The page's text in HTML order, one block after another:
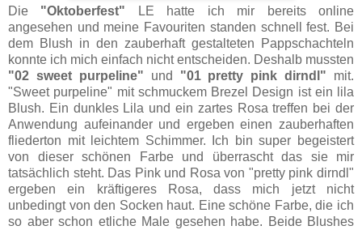
Die "Oktoberfest" LE hatte ich mir bereits online
angesehen und meine Favouriten standen schnell fest. Bei
dem Blush in den zauberhaft gestalteten Pappschachteln
konnte ich mich einfach nicht entscheiden. Deshalb mussten
"02 sweet purpeline" und "01 pretty pink dirndl" mit.
"Sweet purpeline" mit schmuckem Brezel Design ist ein lila
Blush. Ein dunkles Lila und ein zartes Rosa treffen bei der
Anwendung aufeinander und ergeben einen zauberhaften
fliederton mit leichtem Schimmer. Ich bin super begeistert
von dieser schönen Farbe und überrascht das sie mir
tatsächlich steht. Das Pink und Rosa von "pretty pink dirndl"
ergeben ein kräftigeres Rosa, dass mich jetzt nicht
unbedingt von den Socken haut. Eine schöne Farbe, die ich
so aber schon etliche Male gesehen habe. Beide Blushes